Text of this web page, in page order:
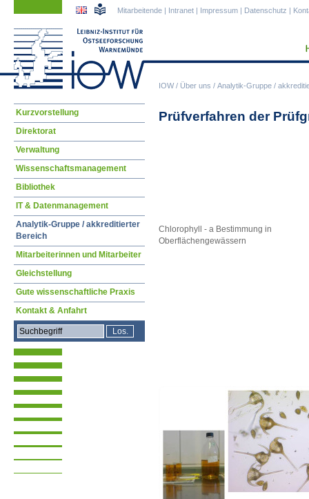
IOW/ Über uns / Analytik-Gruppe /
Mitarbeitende | Intranet | Impressum | Datenschutz |
Prüfverfahren der
Chlorophyll - a Bestimmung in
Oberflächengewässern
Navigation
Kurzvorstellung
Direktorat
Verwaltung
Wissenschaftsmanagement
Bibliothek
IT & Datenmanagement
Analytik-Gruppe / akkreditierter
Bereich
Mitarbeiterinnen und Mitarbeiter
Gleichstellung
Gute wissenschaftliche Praxis
Kontakt & Anfahrt